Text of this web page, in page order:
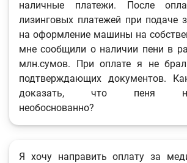
наличные платежи. После
лизинговых платежей при подаче
на оформление машины на
мне сообщили о наличии пени в
млн.сумов. При оплате я не
подтверждающих документов.
доказать, что пеня
необоснованно?
Я хочу направить оплату за